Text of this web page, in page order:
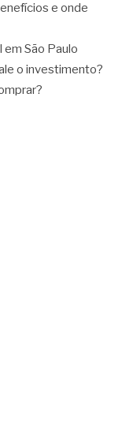
e onde
São Paulo
o investimento?